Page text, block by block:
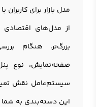
مدل بازار برای
از مدل‌های اقتصادی
بزرگ‌تر. هنگام
صفحه‌نمایش، نوع
سیستم‌عامل نقش
این دسته‌بندی به